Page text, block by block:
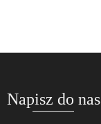
Napisz do nas